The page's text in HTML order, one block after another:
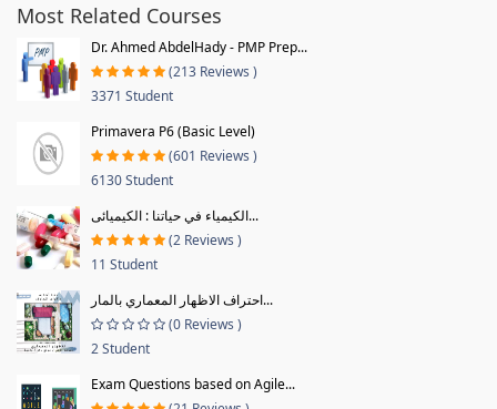
Most Related Courses
Dr. Ahmed AbdelHady - PMP Prep...
(213 Reviews )
3371 Student
Primavera P6 (Basic Level)
(601 Reviews )
6130 Student
الكيمياء في حياتنا : الكيميائى...
(2 Reviews )
11 Student
احتراف الاظهار المعماري بالمار...
(0 Reviews )
2 Student
Exam Questions based on Agile...